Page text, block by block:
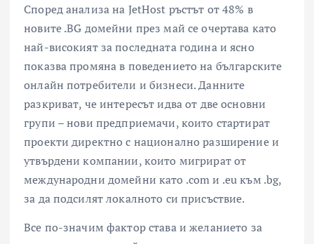
Според анализа на JetHost ръстът от 48% в
новите .BG домейни през май се очертава като
най-високият за последната година и ясно
показва промяна в поведението на българските
онлайн потребители и бизнеси. Данните
разкриват, че интересът идва от две основни
групи – нови предприемачи, които стартират
проекти директно с национално разширение и
утвърдени компании, които мигрират от
международни домейни като .com и .eu към .bg,
за да подсилят локалното си присъствие.
Все по-значим фактор става и желанието за